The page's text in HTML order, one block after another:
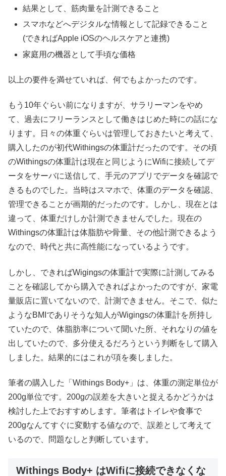
結果として、筋肉量を計測できること
スマホなどへデジタルな情報として記録できること
(できればApple iOSのヘルスケアと連携)
家庭用の機器として手頃な価格
以上の要件を満せていれば、何でもよかったのです。
もう10年ぐらい前になりますが、サラリーマンをやめ
て、過去にフリーランスとして働きはじめた時にの話にな
ります。日々の体重ぐらいは管理しておきたいと考えて、
購入したのが初代Withingsの体重計だったのです。その頃
のWithingsの体重計は現在と同じようにWifiに接続してデ
ータをサーバに送信して、手元のアプリでデータを確認で
きるものでした。当時はスマホで、体重のデータを確認、
管理できることが画期的だったのです。しかし、現在とは
違って、体重だけしか計測できませんでした。現在の
Withingsの体重計は体脂肪や骨量、その他計測できるよう
なので、時代と共に高性能になっているようです。
しかし、できればWigingsの体重計で実際に計測してみる
ことを確認してから購入できればよかったのですが、家電
量販店に置いてないので、計測できません。そこで、似た
ようなBMIでありそうな知人がWigingsの体重計を所持し
ていたので、体脂肪率について聞いた所、それなりの値を
出していたので、多分使えるだろうという判断をして購入
しました。結果的にはこれが項を奏しました。
筆者の購入した「Withings Body+」は、体重の測定単位が
200g単位です。200gの誤差を大きいと捉えるかどうかは
検討した上でおすすめします。筆者はトイレや食事で
200gなんてすぐに変動する値なので、誤差として考えて
いるので、問題なしと判断しています。
Withings Body+ はWifiに接続できなくな